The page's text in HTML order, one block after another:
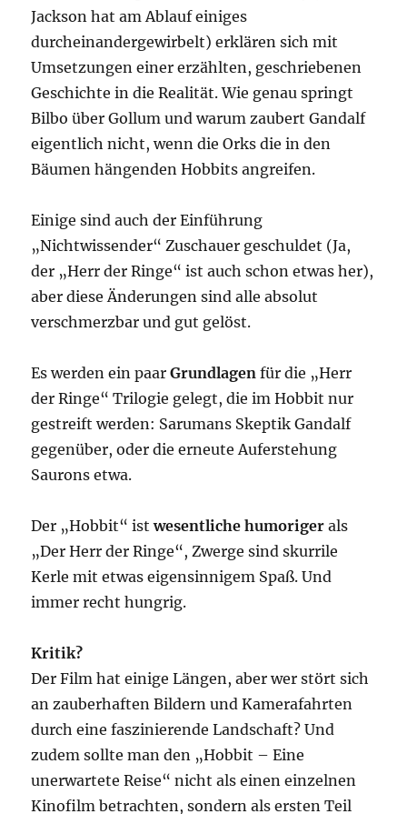
Jackson hat am Ablauf einiges
durcheinandergewirbelt) erklären sich mit
Umsetzungen einer erzählten, geschriebenen
Geschichte in die Realität. Wie genau springt
Bilbo über Gollum und warum zaubert Gandalf
eigentlich nicht, wenn die Orks die in den
Bäumen hängenden Hobbits angreifen.
Einige sind auch der Einführung
„Nichtwissender“ Zuschauer geschuldet (Ja,
der „Herr der Ringe“ ist auch schon etwas her),
aber diese Änderungen sind alle absolut
verschmerzbar und gut gelöst.
Es werden ein paarGrundlagen für die „Herr
der Ringe“ Trilogie gelegt, die im Hobbit nur
gestreift werden: Sarumans Skeptik Gandalf
gegenüber, oder die erneute Auferstehung
Saurons etwa.
Der „Hobbit“ istwesentliche humoriger als
„Der Herr der Ringe“, Zwerge sind skurrile
Kerle mit etwas eigensinnigem Spaß. Und
immer recht hungrig.
Kritik?
Der Film hat einige Längen, aber wer stört sich
an zauberhaften Bildern und Kamerafahrten
durch eine faszinierende Landschaft? Und
zudem sollte man den „Hobbit – Eine
unerwartete Reise“ nicht als einen einzelnen
Kinofilm betrachten, sondern als ersten Teil